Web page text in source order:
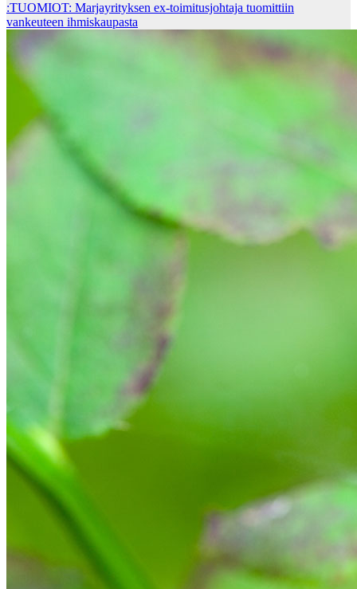
:TUOMIOT: Marjayrityksen ex-toimitusjohtaja tuomittiin
vankeuteen ihmiskaupasta